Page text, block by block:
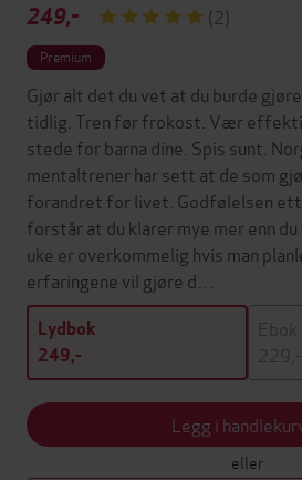
249,- (2)
Premium
Gjør alt det du vet at du burde
tidlig. Tren før frokost. Vær
stede for barna dine. Spis sunt.
mentaltrener har sett at de som
forandret for livet. Godfølelsen
forstår at du klarer mye mer enn
uke er overkommelig hvis man
erfaringene vil gjøre d…
Lydbok
249,-
Ebok
229,-
Legg i
eller